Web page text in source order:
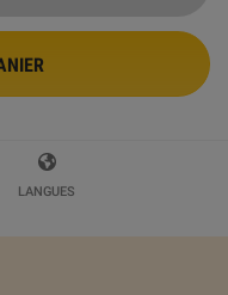
LANGUES